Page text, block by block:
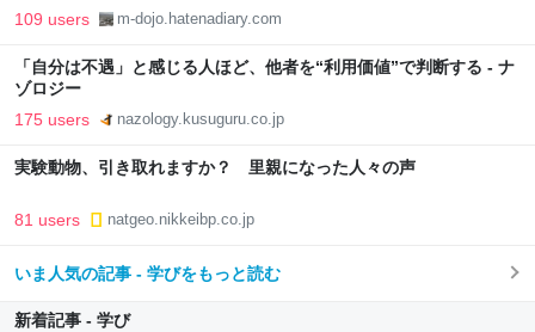
ーQUIET & COLORFUL PLACE-
109 users m-dojo.hatenadiary.com
「自分は不遇」と感じる人ほど、他者を“利用価値”で判断する - ナ
ゾロジー
175 users nazology.kusuguru.co.jp
実験動物、引き取れますか？ 里親になった人々の声
81 users natgeo.nikkeibp.co.jp
いま人気の記事 - 学びをもっと読む
新着記事 - 学び